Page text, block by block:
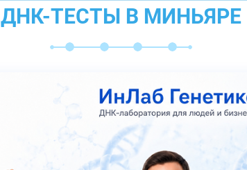
ДНК-ТЕСТЫ В МИНЬЯРЕ